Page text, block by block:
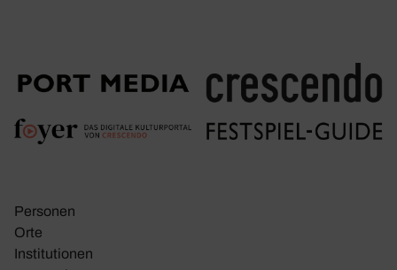
Personen
Orte
Insti­tu­tionen